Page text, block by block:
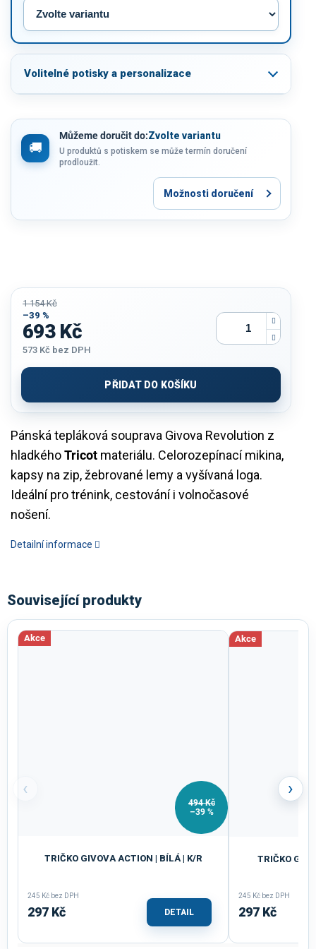
Volitelné potisky a personalizace
Můžeme doručit do:Zvolte variantu
U produktů s potiskem se může termín doručení
prodloužit.
Možnosti doručení
Pánská tepláková souprava Givova Revolution z
hladkéhoTricot materiálu. Celorozepínací mikina,
kapsy na zip, žebrované lemy a vyšívaná loga.
Ideální pro trénink, cestování i volnočasové
nošení.
Detailní informace
1 154 Kč
–39 %
693 Kč
573 Kč bez DPH
cena:
PŘIDAT DO KOŠÍKU
Související produkty
‹
Akce
494 Kč
–39 %
TRIČKO GIVOVA ACTION | BÍLÁ | K/R
245 Kč bez DPH
297 Kč DETAIL
Akce
TRIČKO
245 Kč bez DPH
297 Kč
›